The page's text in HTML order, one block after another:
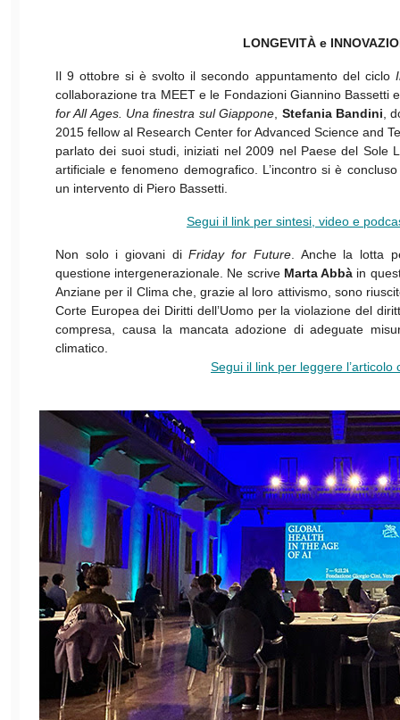
LONGEVITÀ e
Il 9 ottobre si è svolto il secondo appuntamento del ciclo
collaborazione tra MEET e le Fondazioni Giannino Bassetti
for All Ages. Una finestra sul Giappone Stefania Bandini ,
2015 fellow al Research Center for Advanced Science and
parlato dei suoi studi, iniziati nel 2009 nel Paese del Sole
artificiale e fenomeno demografico. L’incontro si è
un intervento di Piero Bassetti.
Segui il link per sintesi, video e
Non solo i giovani diFriday for Future. Anche la lotta
questione intergenerazionale. Ne scrive Marta Abbà in
Anziane per il Clima che, grazie al loro attivismo, sono
Corte Europea dei Diritti dell’Uomo per la violazione del
compresa, causa la mancata adozione di adeguate
climatico.
Segui il link per leggere l’articolo